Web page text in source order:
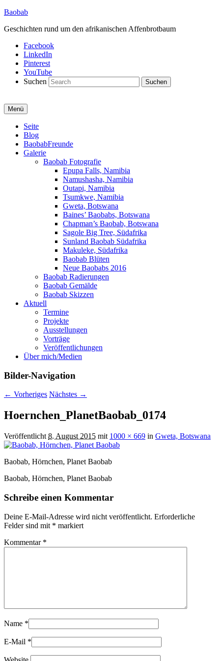
Baobab
Geschichten rund um den afrikanischen Affenbrotbaum
Facebook
LinkedIn
Pinterest
YouTube
Suchen
Menü
Primäres
Menü
Seite
Blog
BaobabFreunde
Galerie
Baobab Fotografie
Epupa Falls, Namibia
Namushasha, Namibia
Outapi, Namibia
Tsumkwe, Namibia
Gweta, Botswana
Baines’ Baobabs, Botswana
Chapman’s Baobab, Botswana
Sagole Big Tree, Südafrika
Sunland Baobab Südafrika
Makuleke, Südafrika
Baobab Blüten
Neue Baobabs 2016
Baobab Radierungen
Baobab Gemälde
Baobab Skizzen
Aktuell
Termine
Projekte
Ausstellungen
Vorträge
Veröffentlichungen
Über mich/Medien
Bilder-Navigation
← Vorheriges Nächstes →
Hoernchen_PlanetBaobab_0174
Veröffentlicht 8. August 2015 mit 1000 × 669 in Gweta, Botswana
Baobab, Hörnchen, Planet Baobab
Baobab, Hörnchen, Planet Baobab
Schreibe einen Kommentar
Deine E-Mail-Adresse wird nicht veröffentlicht. Erforderliche
Felder sind mit * markiert
Kommentar *
Name *
E-Mail *